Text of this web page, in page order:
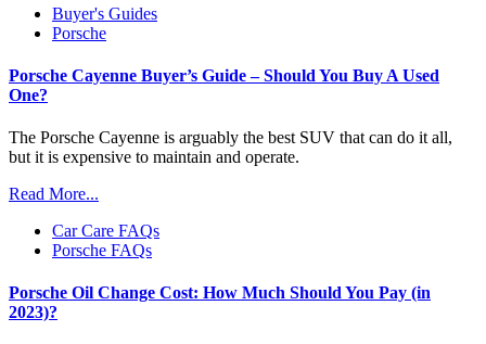
Buyer's Guides
Porsche
Porsche Cayenne Buyer’s Guide – Should You Buy A Used
One?
The Porsche Cayenne is arguably the best SUV that can do it all,
but it is expensive to maintain and operate.
Read More...
Car Care FAQs
Porsche FAQs
Porsche Oil Change Cost: How Much Should You Pay (in
2023)?